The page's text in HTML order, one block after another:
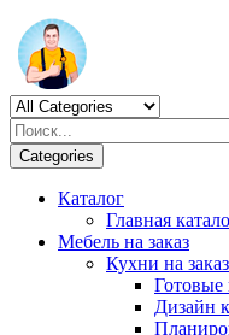
Categories
Каталог
Главная
Мебель на заказ
Кухни на заказ
Готовые
Дизайн